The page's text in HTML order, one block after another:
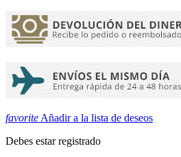
favorite Añadir a la lista de deseos
Debes estar registrado